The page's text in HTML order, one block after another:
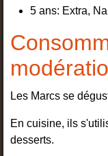
5 ans: Extra,
Les Marcs se
En cuisine, ils
desserts.